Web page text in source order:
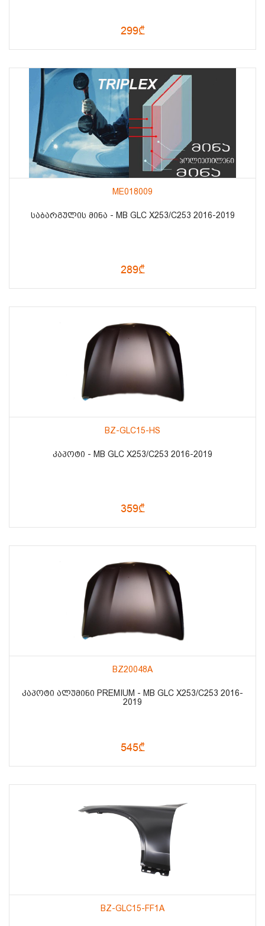
299₾
ME018009
ᲡᲐᲑᲐᲠᲒᲣᲚᲘᲡ ᲛᲘᲜᲐ - MB GLC X253/C253 2016-2019
289₾
BZ-GLC15-HS
ᲙᲐᲞᲝᲢᲘ - MB GLC X253/C253 2016-2019
359₾
BZ20048A
ᲙᲐᲞᲝᲢᲘ ᲐᲚᲣᲛᲘᲜᲘ PREMIUM - MB GLC X253/C253 2016-
2019
545₾
BZ-GLC15-FF1A